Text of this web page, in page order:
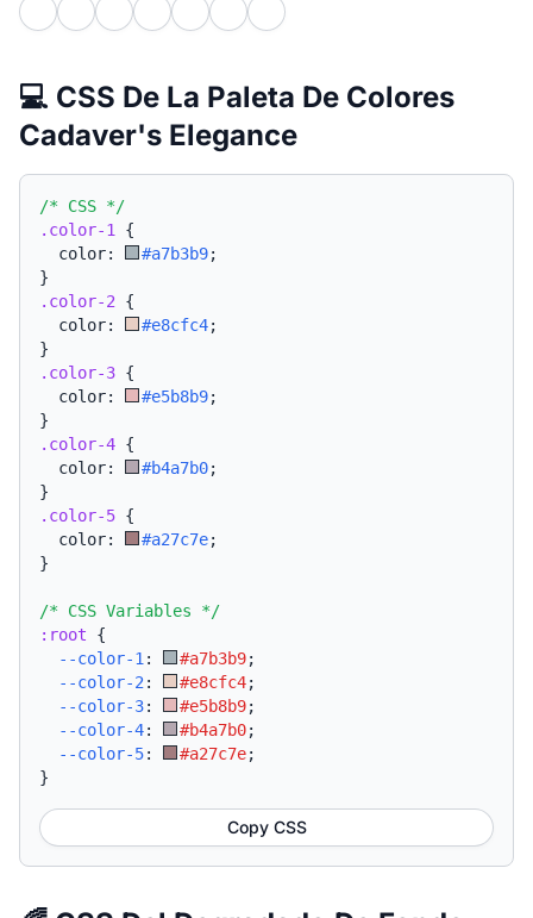
💻 CSS De La Paleta De Colores
Cadaver's Elegance
/* CSS */
.color-1
{
  color:
#a7b3b9;
}
.color-2 {
  color:
#e8cfc4;
}
.color-3 {
  color:
#e5b8b9;
}
.color-4 {
  color:
#b4a7b0;
}
.color-5 {
  color:
#a27c7e;
}
/* CSS Variables */
:root {
--color-1 : #a7b3b9;
--color-2 : #e8cfc4;
--color-3: #e5b8b9;
--color-4: #b4a7b0;
--color-5: #a27c7e;
}
Copy CSS